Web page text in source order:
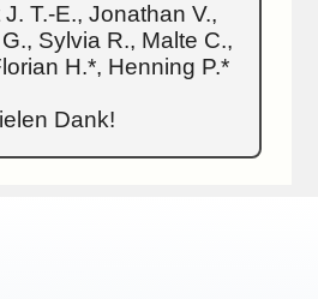
T.-E., Jonathan V.,
Sylvia R., Malte C.,
H.*, Henning P.*
Dank!